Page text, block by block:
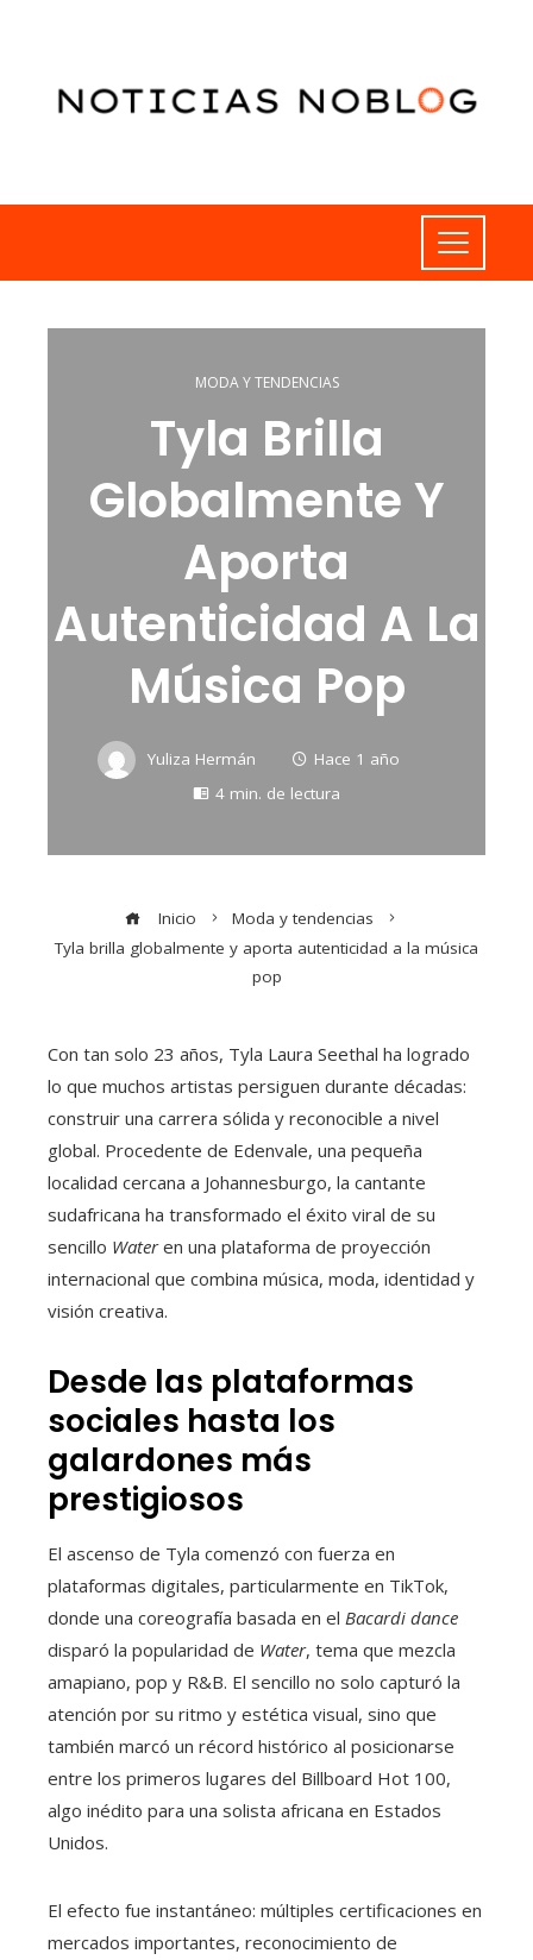
MODA Y TENDENCIAS
Tyla Brilla
Globalmente Y
Aporta
Autenticidad A La
Música Pop
Yuliza Hermán
Hace 1 año
4 min. de lectura
Inicio
Moda y tendencias
Tyla brilla globalmente y aporta autenticidad a la música
pop
Con tan solo 23 años, Tyla Laura Seethal ha logrado
lo que muchos artistas persiguen durante décadas:
construir una carrera sólida y reconocible a nivel
global. Procedente de Edenvale, una pequeña
localidad cercana a Johannesburgo, la cantante
sudafricana ha transformado el éxito viral de su
sencillo Wateren una plataforma de proyección
internacional que combina música, moda, identidad y
visión creativa.
Desde las plataformas
sociales hasta los
galardones más
prestigiosos
El ascenso de Tyla comenzó con fuerza en
plataformas digitales, particularmente en TikTok,
donde una coreografía basada en el Bacardi dance
disparó la popularidad de Water, tema que mezcla
amapiano, pop y R&B. El sencillo no solo capturó la
atención por su ritmo y estética visual, sino que
también marcó un récord histórico al posicionarse
entre los primeros lugares del Billboard Hot 100,
algo inédito para una solista africana en Estados
Unidos.
El efecto fue instantáneo: múltiples certificaciones en
mercados importantes, reconocimiento de